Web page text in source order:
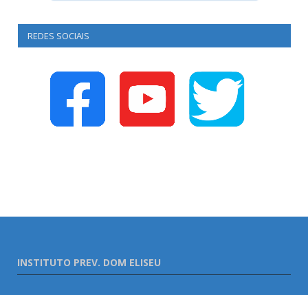
REDES SOCIAIS
INSTITUTO PREV. DOM ELISEU